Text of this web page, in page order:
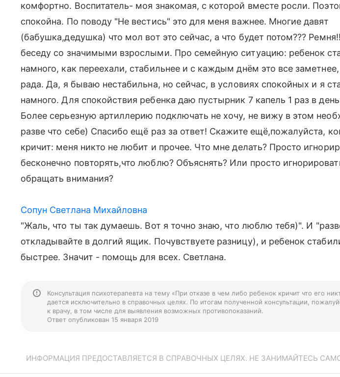
комфортно. Воспитатель- моя знакомая, с которой вместе росли.
спокойна. По поводу "Не вестись" это для меня важнее. Многие давят
(бабушка,дедушка) что мол вот это сейчас, а что будет потом???
беседу со значимыми взрослыми. Про семейную ситуацию: ребенок
намного, как переехали, стабильнее и с каждым днём это все
рада. Да, я бываю нестабильна, но сейчас, в условиях спокойных и я
намного. Для спокойствия ребенка даю пустырник 7 капель 1 раз в
Более серьезную артиллерию подключать не хочу, не вижу в этом
разве что себе) Спасибо ещё раз за ответ! Скажите ещё,пожалуйста,
кричит: меня никто не любит и прочее. Что мне делать? Просто
бесконечно повторять,что люблю? Объяснять? Или просто
обращать внимания?
Сопун Светлана Михайловна
"Жаль, что ты так думаешь. Вот я точно знаю, что люблю тебя)". И
откладывайте в долгий ящик. Почувствуете разницу), и ребенок
быстрее. Значит - помощь для всех. Светлана.
Консультация психотерапевта на тему «При отказе в чем либо ребенок кричит что его
дается исключительно в справочных целях. По итогам полученной консультации,
к врачу, в том числе для выявления возможных противопоказаний.
Ответ опубликован 15 января 2019
ИНФОРМАЦИЯ ПРЕДОСТАВЛЯЕТСЯ В СПРАВОЧНЫХ ЦЕЛЯХ. НЕ ЗАНИМАЙТЕСЬ